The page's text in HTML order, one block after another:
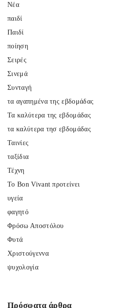
Νέα
παιδί
Παιδί
ποίηση
Σειρές
Σινεμά
Συνταγή
τα αγαπημένα της εβδομάδας
Τα καλύτερα της εβδομάδας
τα καλύτερα τησ εβδομάδας
Ταινίες
ταξίδια
Τέχνη
Το Bon Vivant προτείνει
υγεία
φαγητό
Φρόσω Αποστόλου
Φυτά
Χριστούγεννα
ψυχολογία
Πρόσφατα άρθρα